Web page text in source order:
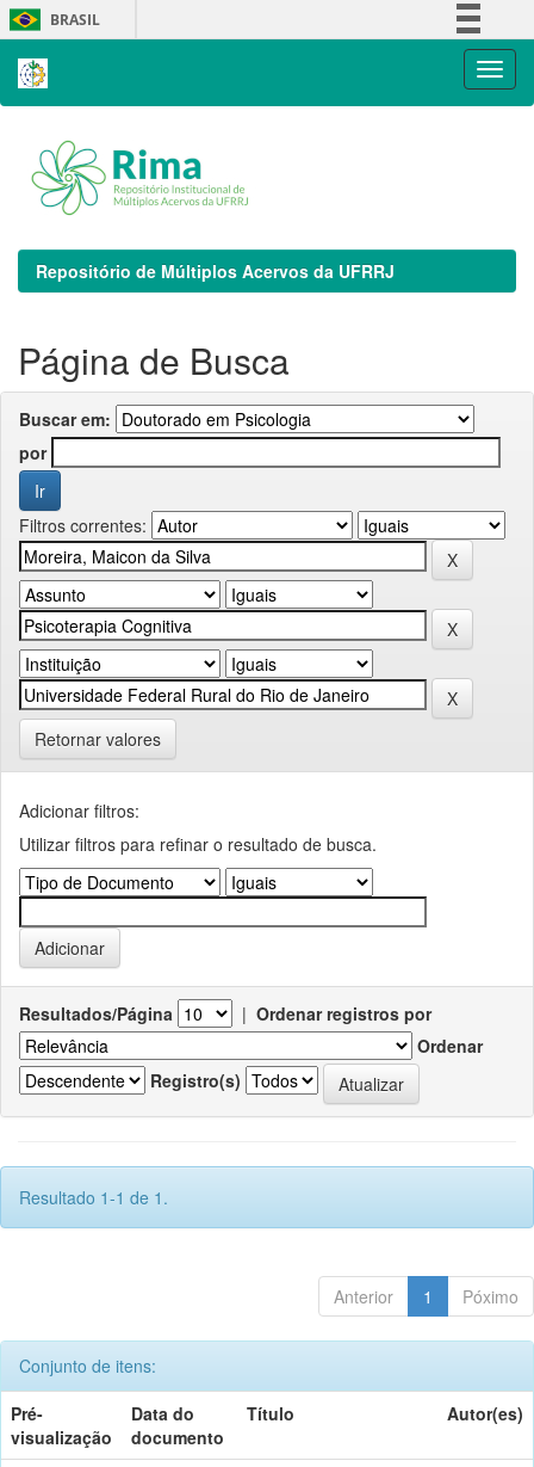
Skip
navigation
BRASIL
Repositório de Múltiplos Acervos da UFRRJ
Página de Busca
Buscar em:
por
Filtros correntes:
Retornar valores
Adicionar filtros:
Utilizar filtros para refinar o resultado de busca.
Resultados/Página | Ordenar registros por
Ordenar
Registro(s)
Resultado 1-1 de 1.
Anterior 1 Póximo
Conjunto de itens:
Pré-
visualização
Data do
documento
Título Autor(es)